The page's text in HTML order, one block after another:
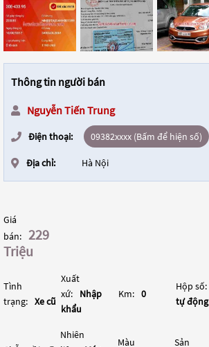
Thông tin người bán
Nguyễn Tiến Trung
Điện thoại: 09382xxxx (Bấm để hiện số)
Địa chỉ: Hà Nội
Giá
bán: 229
Triệu
Tình
trạng: Xe cũ
Xuất
xứ:
Nhập
khẩu
Km: 0
Hộp số:
tự động
Nhiên
Màu
Sản